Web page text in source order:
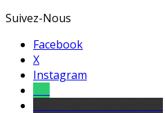
Suivez-Nous
Facebook
X
Instagram